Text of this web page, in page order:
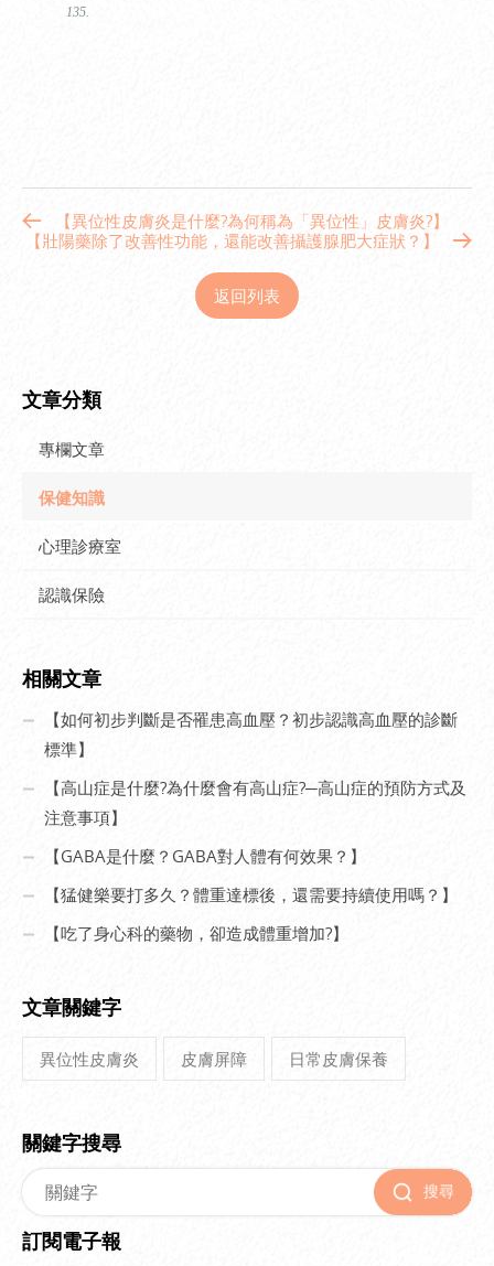
135.
【異位性皮膚炎是什麼?為何稱為「異位性」皮膚炎?】
【壯陽藥除了改善性功能，還能改善攝護腺肥大症狀？】
返回列表
文章分類
專欄文章
保健知識
心理診療室
認識保險
相關文章
【如何初步判斷是否罹患高血壓？初步認識高血壓的診斷
標準】
【高山症是什麼?為什麼會有高山症?─高山症的預防方式及
注意事項】
【GABA是什麼？GABA對人體有何效果？】
【猛健樂要打多久？體重達標後，還需要持續使用嗎？】
【吃了身心科的藥物，卻造成體重增加?】
文章關鍵字
異位性皮膚炎 皮膚屏障 日常皮膚保養
關鍵字搜尋
搜尋
訂閱電子報